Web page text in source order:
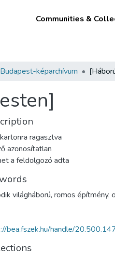
Communities &
Budapest-képarchívum
ragasztva
azonosítatlan
a feldolgozó adta
világháború, romos építmény,
bea.fszek.hu/handle/